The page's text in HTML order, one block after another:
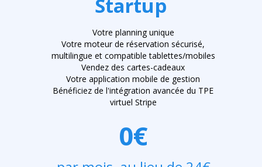
Startup
Votre planning unique
Votre moteur de réservation sécurisé,
multilingue et compatible tablettes/mobiles
Vendez des cartes-cadeaux
Votre application mobile de gestion
Bénéficiez de l'intégration avancée du TPE
virtuel Stripe
0€